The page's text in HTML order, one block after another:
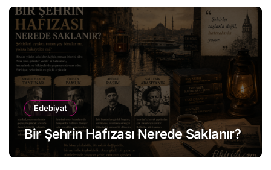
Edebiyat
Bir Şehrin Hafızası Nerede Saklanır?